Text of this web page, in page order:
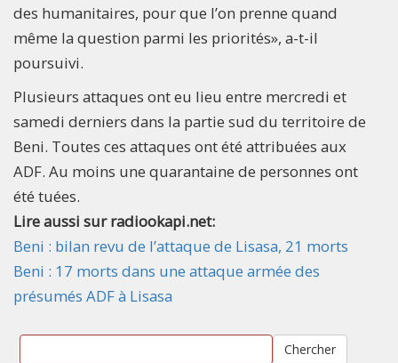
des humanitaires, pour que l’on prenne quand
même la question parmi les priorités», a-t-il
poursuivi.
Plusieurs attaques ont eu lieu entre mercredi et
samedi derniers dans la partie sud du territoire de
Beni. Toutes ces attaques ont été attribuées aux
ADF. Au moins une quarantaine de personnes ont
été tuées.
Lire aussi sur radiookapi.net:
Beni : bilan revu de l’attaque de Lisasa, 21 morts
Beni : 17 morts dans une attaque armée des
présumés ADF à Lisasa
Chercher